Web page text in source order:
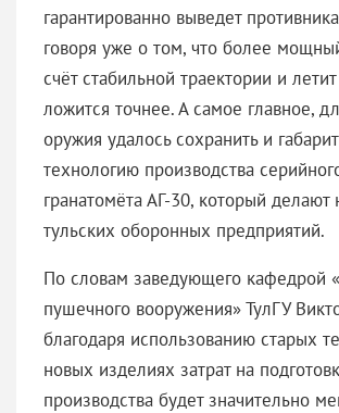
гарантированно выведет
говоря уже о том, что более
счёт стабильной траектории и
ложится точнее. А самое главное,
оружия удалось сохранить и
технологию производства
гранатомёта АГ-30, который
тульских оборонных предприятий.
По словам заведующего кафедрой
пушечного вооружения» ТулГУ
благодаря использованию старых
новых изделиях затрат на
производства будет значительно